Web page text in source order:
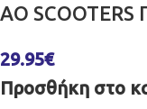
AO
29.95€
Προσθήκη στο